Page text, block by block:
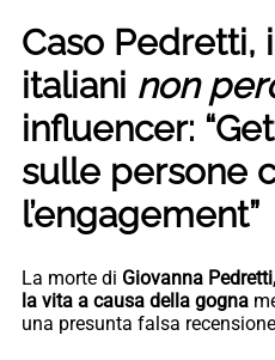
Caso Pedretti,
italiani non
influencer:
sulle persone
l’engagement”
La morte di Giovanna
la vita a causa della gogna
una presunta falsa